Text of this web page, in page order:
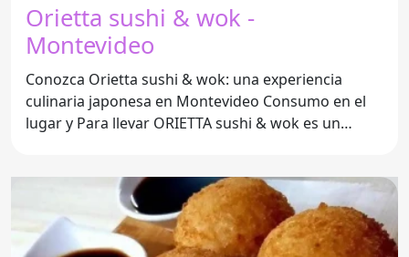
Orietta sushi & wok -
Montevideo
Conozca Orietta sushi & wok: una experiencia
culinaria japonesa en Montevideo Consumo en el
lugar y Para llevar ORIETTA sushi & wok es un